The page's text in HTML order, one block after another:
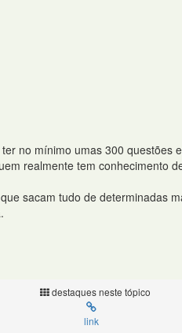
no mínimo umas 300 questões
realmente tem conhecimento
sacam tudo de determinadas
destaques neste tópico
link